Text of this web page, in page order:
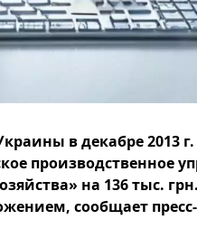
в декабре 2013
производственное
на 136 тыс.
сообщает